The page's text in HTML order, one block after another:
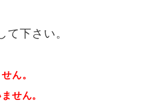
下さい。
ん。
せん。